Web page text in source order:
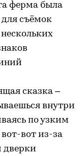
ферма была
съёмок
сказка –
внутри
по узким
вот из-за
дверки